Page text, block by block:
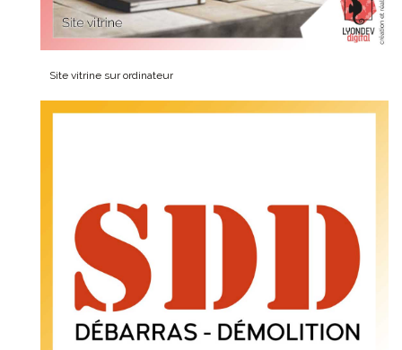
Site vitrine sur ordinateur